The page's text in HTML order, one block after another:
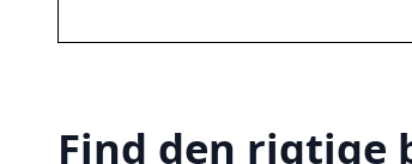
Find den rigtige